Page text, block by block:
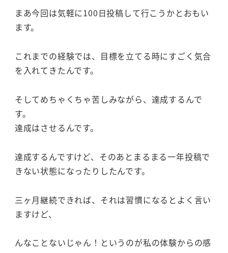
まあ今回は気軽に100日投稿して行こうかとおもい
ます。
これまでの経験では、目標を立てる時にすごく気合
を入れてきたんです。
そしてめちゃくちゃ苦しみながら、達成するんで
す。
達成はさせるんです。
達成するんですけど、そのあとまるまる一年投稿で
きない状態になったりしたんです。
三ヶ月継続できれば、それは習慣になるとよく言い
ますけど、
んなことないじゃん！というのが私の体験からの感